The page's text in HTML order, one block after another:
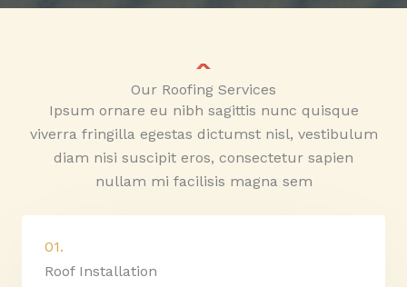
Our Roofing Services
Ipsum ornare eu nibh sagittis nunc quisque
viverra fringilla egestas dictumst nisl, vestibulum
diam nisi suscipit eros, consectetur sapien
nullam mi facilisis magna sem
01.
Roof Installation